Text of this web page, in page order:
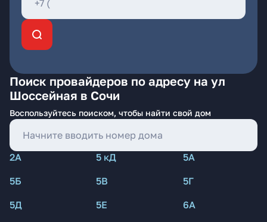
Поиск провайдеров по адресу на ул
Шоссейная в Сочи
Воспользуйтесь поиском, чтобы найти свой дом
2А 5 кД
5А
5Б
5В
5Г
5Д
5Е
6А